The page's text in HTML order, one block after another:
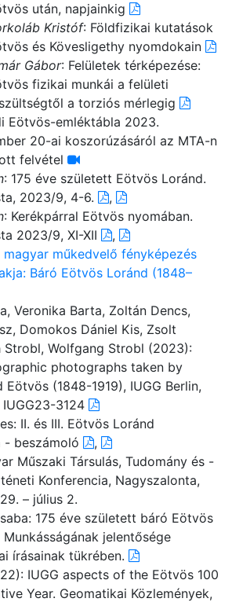
után, napjainkig
Kristóf: Földfizikai kutatások
és Kövesligethy nyomdokain
Gábor: Felületek térképezése:
fizikai munkái a felületi
a torziós mérlegig
Eötvös-emléktábla 2023.
20-ai koszorúzásáról az MTA-n
felvétel
: 175 éve született Eötvös Loránd.
2023/9, 4-6.
,
: Kerékpárral Eötvös nyomában.
2023/9, XI-XII
,
magyar műkedvelő fényképezés
Báró Eötvös Loránd (1848–
Veronika Barta, Zoltán Dencs,
Domokos Dániel Kis, Zsolt
Strobl, Wolfgang Strobl (2023):
photographs taken by
Eötvös (1848-1919), IUGG Berlin,
3124
II. és III. Eötvös Loránd
- beszámoló
,
Műszaki Társulás, Tudomány és -
Konferencia, Nagyszalonta,
– július 2.
175 éve született báró Eötvös
Munkásságának jelentősége
írásainak tükrében.
IUGG aspects of the Eötvös 100
Year. Geomatikai Közlemények,